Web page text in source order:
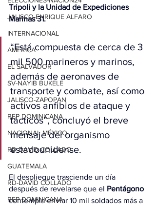
JALISCO-ENRIQUE ALFARO
INTERNACIONAL
AMÉRICA
EL SALVADOR
SV-NAYIB BUKELE
JALISCO-ZAPOPAN
REP DOMINICANA
NACIONAL MÉXICO
RD-DAVID COLLADO
GUATEMALA
RD-DAVID COLLADO
REP DOMINICANA
Tripoli y la Unidad de Expediciones
Marinas 31.
“Está compuesta de cerca de 3
mil 500 marineros y marinos,
además de aeronaves de
transporte y combate, así como
activos anfibios de ataque y
tácticos”, concluyó el breve
mensaje del organismo
estadounidense.
El despliegue trasciende un día
después de revelarse que el Pentágono
contempla enviar 10 mil soldados más a